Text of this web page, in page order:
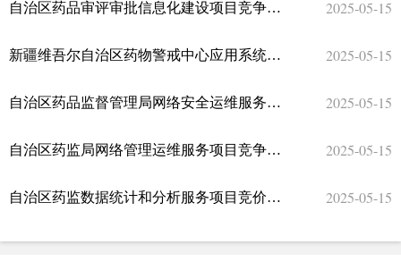
自治区药品审评审批信息化建设项目竞争性磋商公告 2025-05-15
新疆维吾尔自治区药物警戒中心应用系统运维服务项目竞争性磋商公告 2025-05-15
自治区药品监督管理局网络安全运维服务项目竞争性磋商公告 2025-05-15
自治区药监局网络管理运维服务项目竞争性磋商公告 2025-05-15
自治区药监数据统计和分析服务项目竞价公告 2025-05-15